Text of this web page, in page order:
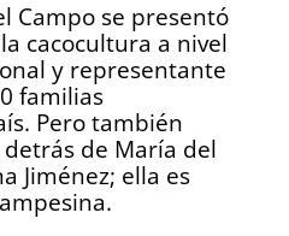
Campo se presentó
cacocultura a nivel
y representante
familias
Pero también
de María del
Jiménez; ella es